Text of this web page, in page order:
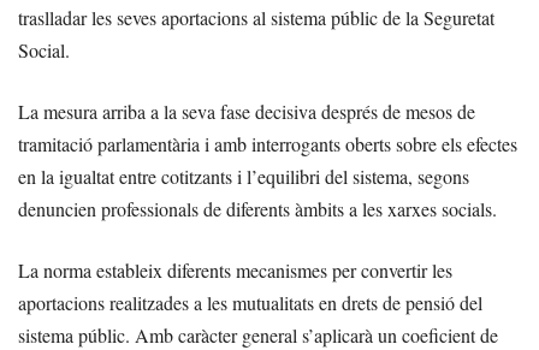
traslladar les seves aportacions al sistema públic de la Seguretat
Social.
La mesura arriba a la seva fase decisiva després de mesos de
tramitació parlamentària i amb interrogants oberts sobre els efectes
en la igualtat entre cotitzants i l’equilibri del sistema, segons
denuncien professionals de diferents àmbits a les xarxes socials.
La norma estableix diferents mecanismes per convertir les
aportacions realitzades a les mutualitats en drets de pensió del
sistema públic. Amb caràcter general s’aplicarà un coeficient de